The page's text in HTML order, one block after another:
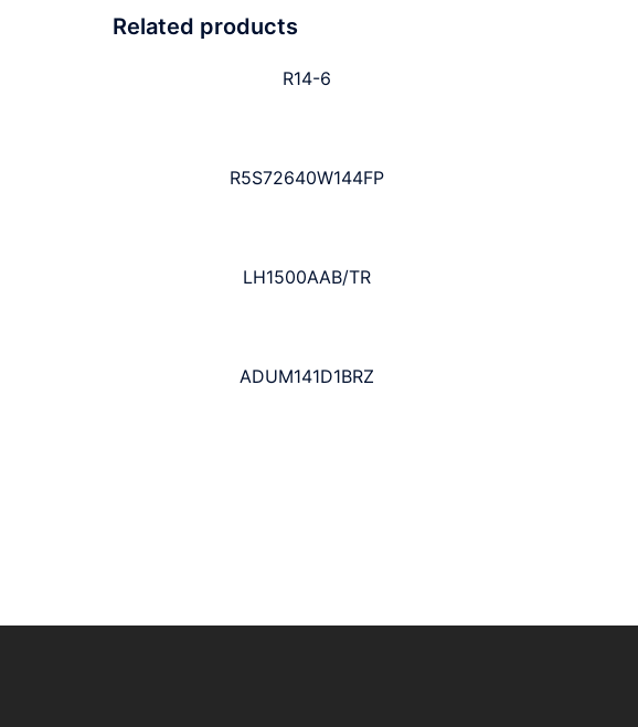
Related products
R14-6
R5S72640W144FP
LH1500AAB/TR
ADUM141D1BRZ